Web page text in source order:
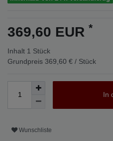
369,60 EUR *
Inhalt 1 Stück
Grundpreis 369,60 € / Stück
In
Wunschliste